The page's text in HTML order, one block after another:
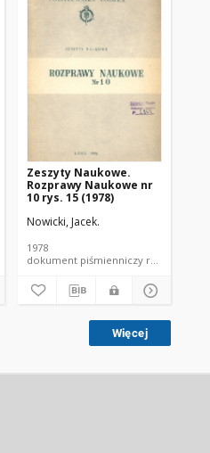
piśmienniczy rozprawa naukowa PŁ
Zeszyty Naukowe.
Rozprawy Naukowe nr
10 rys. 15 (1978)
Nowicki, Jacek.
1978
dokument piśmienniczy
Więcej